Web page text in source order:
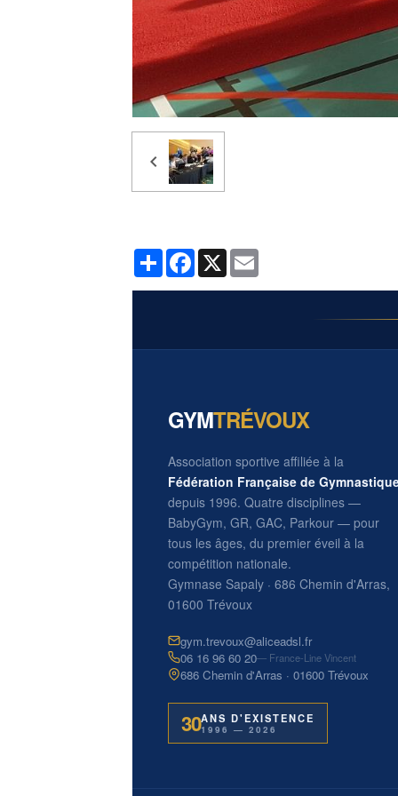
PartagerFacebook
X
GYMTRÉVOUX
Association sportive affiliée à la
Fédération Française de
depuis 1996. Quatre disciplines —
BabyGym, GR, GAC, Parkour — pour
tous les âges, du premier éveil à la
compétition nationale.
Gymnase Sapaly · 686 Chemin d'Arras,
01600 Trévoux
gym.trevoux@aliceadsl.fr
06 16 96 60 20— France-Line Vincent
686 Chemin d'Arras · 01600 Trévoux
30ANS D'EXISTENCE
1996 — 2026